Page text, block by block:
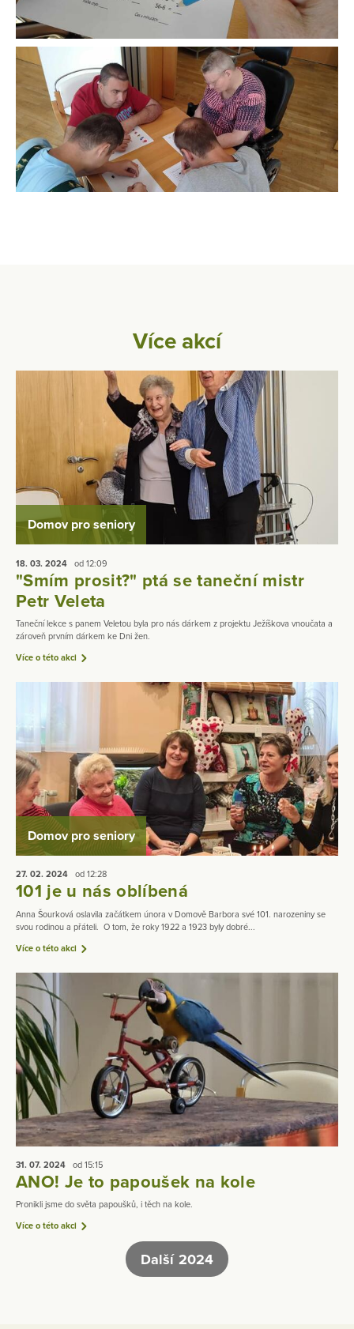
Více akcí
Domov pro seniory
18. 03. 2024 od 12:09
"Smím prosit?" ptá se taneční mistr
Petr Veleta
Taneční lekce s panem Veletou byla pro nás dárkem z projektu Ježíškova vnoučata a
zároveň prvním dárkem ke Dni žen.
Více o této akci
Domov pro seniory
27. 02. 2024 od 12:28
101 je u nás oblíbená
Anna Šourková oslavila začátkem února v Domově Barbora své 101. narozeniny se
svou rodinou a přáteli. O tom, že roky 1922 a 1923 byly dobré...
Více o této akci
31. 07. 2024 od 15:15
ANO! Je to papoušek na kole
Pronikli jsme do světa papoušků, i těch na kole.
Více o této akci
Další 2024